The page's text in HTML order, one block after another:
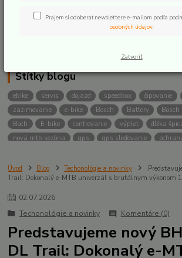
Techonológie a novinky
Štítky blogu
ebike servis dojazd speedbox čipovanie
zazimovanie
e-bike Bosch Battery
Boch
E-bike centrovanie výplet dĺžka
nová mtb sezóna
gps gps sledovanie
Bosch ebike lock
Stojan Ghost stojan
celoodpružený stojan
Flow app Bosch battery
dizajn
Lapierre
Úvod Blog Techonológie a novinky
Trail: Dokonalý e-MTB univerzál s brutálnym výkonom
02.07.2026
Techonológie a novinky
Komentáre (0)
Predstavujeme nový
DL Trail: Dokonalý e-
Prajem si odoberať newslettere e-mailom podľa
osobných údajov.
Zatvoriť